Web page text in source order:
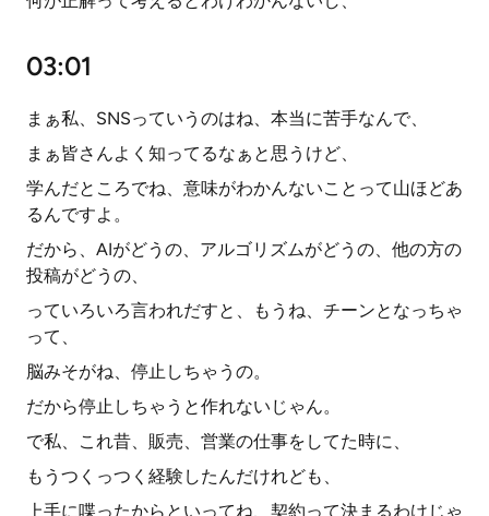
03:01
まぁ私、SNSっていうのはね、本当に苦手なんで、
まぁ皆さんよく知ってるなぁと思うけど、
学んだところでね、意味がわかんないことって山ほどあ
るんですよ。
だから、AIがどうの、アルゴリズムがどうの、他の方の
投稿がどうの、
っていろいろ言われだすと、もうね、チーンとなっちゃ
って、
脳みそがね、停止しちゃうの。
だから停止しちゃうと作れないじゃん。
で私、これ昔、販売、営業の仕事をしてた時に、
もうつくっつく経験したんだけれども、
上手に喋ったからといってね、契約って決まるわけじゃ